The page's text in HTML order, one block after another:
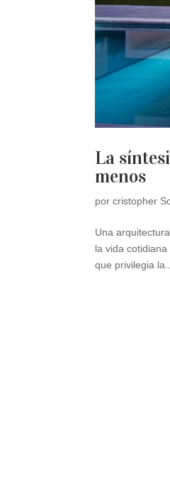
La
menos
porcristopher
Una
la vida
que privilegia la...